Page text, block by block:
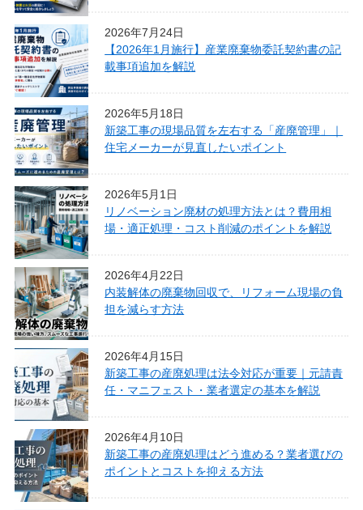
2026年7月24日
【2026年1月施行】産業廃棄物委託契約書の記
載事項追加を解説
2026年5月18日
新築工事の現場品質を左右する「産廃管理」｜
住宅メーカーが見直したいポイント
2026年5月1日
リノベーション廃材の処理方法とは？費用相
場・適正処理・コスト削減のポイントを解説
2026年4月22日
内装解体の廃棄物回収で、リフォーム現場の負
担を減らす方法
2026年4月15日
新築工事の産廃処理は法令対応が重要｜元請責
任・マニフェスト・業者選定の基本を解説
2026年4月10日
新築工事の産廃処理はどう進める？業者選びの
ポイントとコストを抑える方法